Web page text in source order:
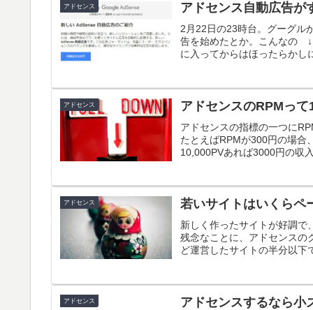
アドセンス アドセンス自動広告が
2月22日の23時台。グーグル
告を始めたとか。こんなの
に入ってからはほったらかし
アドセンス アドセンスのRPMっ
アドセンスの指標の一つに
たとえばRPMが300円の場合
10,000PVあれば3000円の収
アドセンス 若いサイトはいくらペ
新しく作ったサイトが好調で
残念なことに、アドセンスの
ど運営したサイトの半分以下
アドセンス アドセンスするなら小